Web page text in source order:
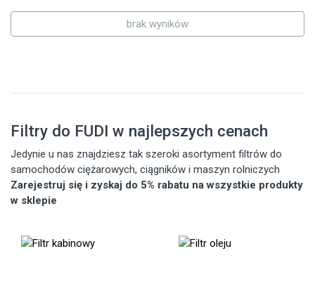
brak wyników
Filtry do FUDI w najlepszych cenach
Jedynie u nas znajdziesz tak szeroki asortyment filtrów do
samochodów ciężarowych, ciągników i maszyn rolniczych
Zarejestruj się i zyskaj do 5% rabatu na wszystkie produkty
w sklepie